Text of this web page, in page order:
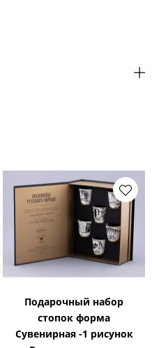
Подарочный набор
стопок форма
Сувенирная -1 рисунок